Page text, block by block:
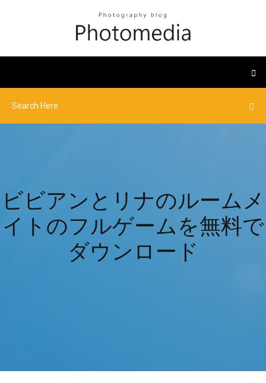
ビビアンとリナのルームメ
イトのフルゲームを無料で
ダウンロード